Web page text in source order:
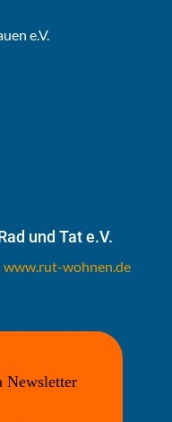
e.V.
und Tat e.V.
www.rut-wohnen.de
Newsletter